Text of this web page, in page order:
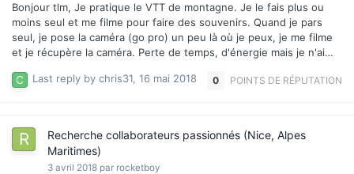
Bonjour tlm, Je pratique le VTT de montagne. Je le fais plus ou
moins seul et me filme pour faire des souvenirs. Quand je pars
seul, je pose la caméra (go pro) un peu là où je peux, je me filme
et je récupère la caméra. Perte de temps, d'énergie mais je n'ai
toute la partie "image". Elle me filme, elle filme les paysages (qui
en ligne sur You tube. J'ai précisé "ultra sportif" car je monte "pas
trop lentement" et je descend à vélo, donc, il faut suivre. …
Last reply by chris31, 16 mai 2018 0 POINTS DE RÉPUTATION
Recherche collaborateurs passionnés (Nice, Alpes
Maritimes)
3 avril 2018 par rocketboy